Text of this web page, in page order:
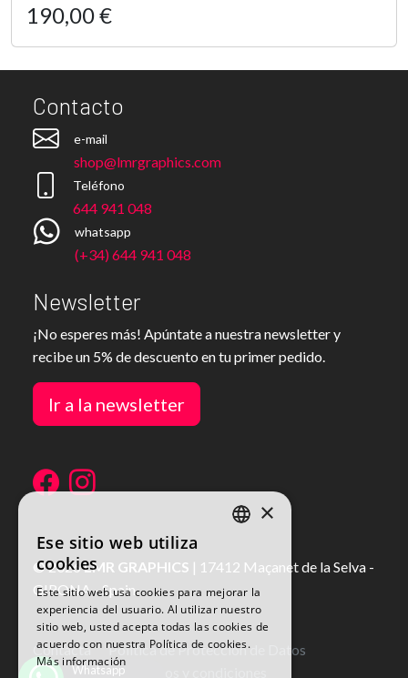
190,00 €
Whatsapp
Contacto
e-mail
shop@lmrgraphics.com
Teléfono
644 941 048
whatsapp
(+34) 644 941 048
Newsletter
¡No esperes más! Apúntate a nuestra newsletter y
recibe un 5% de descuento en tu primer pedido.
Ir a la newsletter
© 2026LMR GRAPHICS | 17412 Maçanet de la Selva -
GIRONA-Spain
Contacta
Política de Protección de Datos
Aviso legal
Términos y condiciones
SPANISH
×
Ese sitio web utiliza
cookies
Este sitio web usa cookies para mejorar la
experiencia del usuario. Al utilizar nuestro
sitio web, usted acepta todas las cookies de
acuerdo con nuestra Política de cookies.
Más información